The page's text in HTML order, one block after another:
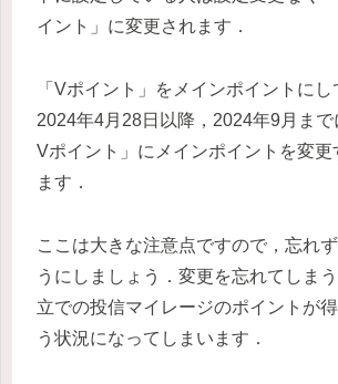
イント」に変更されます．
「Vポイント」をメインポイントに
2024年4月28日以降，2024年9月ま
Vポイント」にメインポイントを変更
ます．
ここは大きな注意点ですので，忘れ
うにしましょう．変更を忘れてしま
立での投信マイレージのポイントが
う状況になってしまいます．